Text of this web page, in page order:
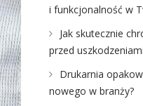
i funkcjonalność w
Jak skutecznie
przed
Drukarnia
nowego w branży?